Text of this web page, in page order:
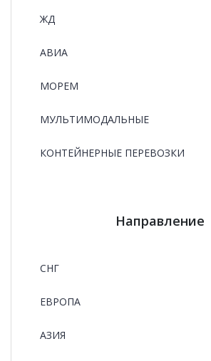
ЖД
АВИА
МОРЕМ
МУЛЬТИМОДАЛЬНЫЕ
КОНТЕЙНЕРНЫЕ ПЕРЕВОЗКИ
Направление
СНГ
ЕВРОПА
АЗИЯ